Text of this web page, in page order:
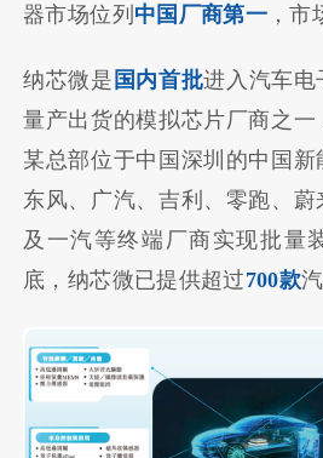
器市场位列 中国厂商第一 ，市
纳芯微是 国内首批进入汽车电
量产出货的模拟芯片厂商之
某总部位于中国深圳的中国新
东风、广汽、吉利、零跑、
及一汽等终端厂商实现批量
底，纳芯微已提供超过700款